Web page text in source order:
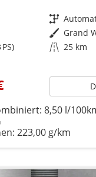
Getriebe
Außenfarbe Grand
Kilometerstand 25 km
8,50 l/
223,00 g/km